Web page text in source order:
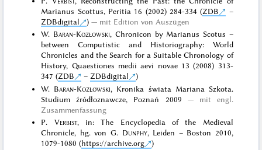
Marianus Scottus, Peritia 16 (2002) 284-334 (ZDB
–
ZDBdigital
)
mit Edition von Auszügen
W. Baran-Kozłowski, Chronicon by Marianus Scotus –
between Computistic and Historiography: World
Chronicles and the Search for a Suitable Chronology of
History, Quaestiones medii aevi novae 13 (2008) 313-
347 (ZDB – ZDBdigital
)
W. Baran-Kozłowski, Kronika świata Mariana Szkota.
Studium źródłoznawcze, Poznań 2009
mit engl.
Zusammenfassung
P. Verbist, in: The Encyclopedia of the Medieval
Chronicle, hg. von G. Dunphy, Leiden – Boston 2010,
1079-1080 (https://archive.org
)